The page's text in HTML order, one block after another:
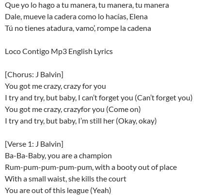
Que yo lo hago a tu manera, tu manera, tu manera
Dale, mueve la cadera como lo hacías, Elena
Tú no tienes atadura, vamo’, rompe la cadena
Loco Contigo Mp3 English Lyrics
[Chorus: J Balvin]
You got me crazy, crazy for you
I try and try, but baby, I can’t forget you (Can’t forget you)
You got me crazy, crazyfor you (Come on)
I try and try, but baby, I’m still her (Okay, okay)
[Verse 1: J Balvin]
Ba-Ba-Baby, you are a champion
Rum-pum-pum-pum-pum, with a booty out of place
With a small waist, she kills the court
You are out of this league (Yeah)